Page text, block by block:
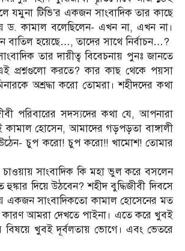
যমুনা টিভি’র একজন সাংবাদিক তার কাছে
ড. কামাল বলেছিলেন- এখন না, এখন না।
বাতিল হয়েছে…, তাদের সাথে নির্বাচন…?
তার দায়ীত্ব বিবেচনায় পুনঃ জানতে
প্রশ্নগুলো করতে? কার কাছ থেকে পয়সা
অশ্রদ্ধা করো তোমরা। শহীদদের কথা
পরিবারের সদস্যদের কথা যে, আপনারা
কামাল হোসেন, আমাদের গড়পড়তা বাঙ্গালী
উঠেন- চুপ করো! চুপ করো!! খামোশ! তোমার
সাংবাদিক কি মহা ভুল করে বসলেন
দিয়ে উঠবেন? শহীদ বুদ্ধিজীবী দিবসে
একজন সাংবাদিকতো কামাল হোসেনের মত
কারণ আমরা দেখতে পাইনা। এতে করে খুবই
বিষয়ে খুবই দূর্বলতায় ভোগে। এবং ভেতরে